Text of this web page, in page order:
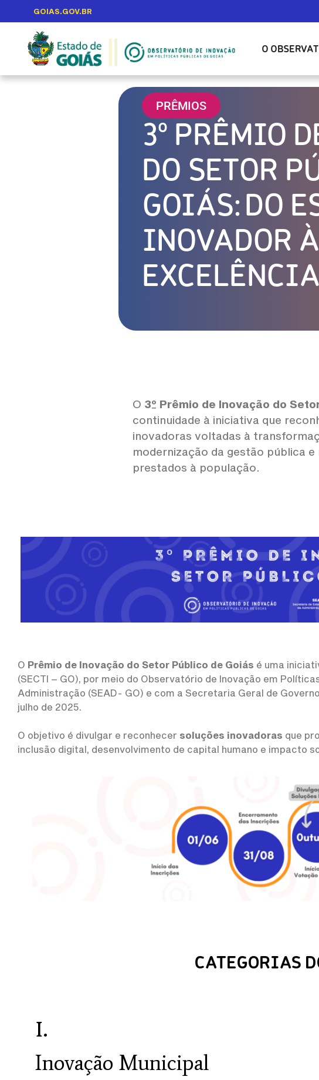
GOIAS.GOV.BR
O
PRÊMIOS
3º PRÊMIO
DO SETOR
GOIÁS: DO
INOVADOR À
O 3º Prêmio de Inovação do
continuidade à iniciativa que
inovadoras voltadas à
modernização da gestão pública
prestados à população.
O Prêmio de Inovação do Setor Público de Goiás é uma
(SECTI – GO), por meio do Observatório de Inovação em
Administração (SEAD- GO) e com a Secretaria Geral de
julho de 2025.
O objetivo é divulgar e reconhecer soluções inovadoras que
inclusão digital, desenvolvimento de capital humano e impacto
CATEGORIAS
I.
Inovação Municipal